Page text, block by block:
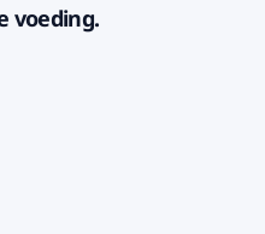
voeding.